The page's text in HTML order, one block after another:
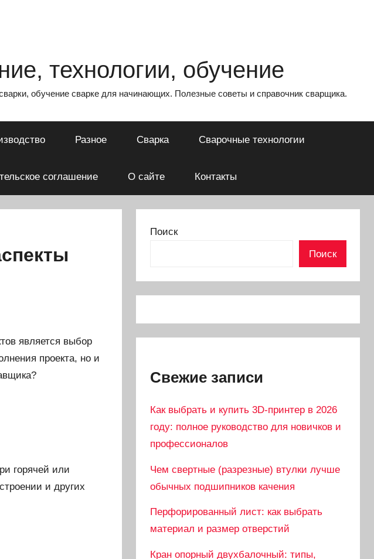
технологии, обучение
обучение сварке для начинающих. Полезные советы и справочник сварщика.
Разное Сварка Сварочные технологии
соглашение О сайте Контакты
является выбор
проекта, но и
горячей или
и других
Поиск
Поиск
Свежие записи
Как выбрать и купить 3D-принтер в 2026
году: полное руководство для новичков и
профессионалов
Чем свертные (разрезные) втулки лучше
обычных подшипников качения
Перфорированный лист: как выбрать
материал и размер отверстий
Кран опорный двухбалочный: типы,